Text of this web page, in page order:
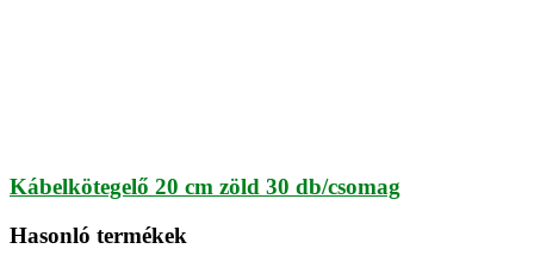
Kábelkötegelő 20 cm zöld 30 db/csomag
Hasonló termékek